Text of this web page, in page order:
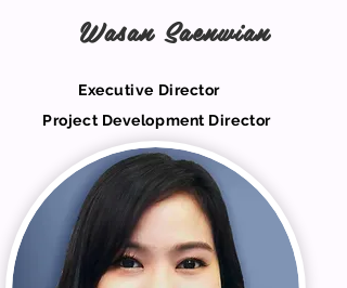
Wasan Saenwian
Executive Director
Project Development Director